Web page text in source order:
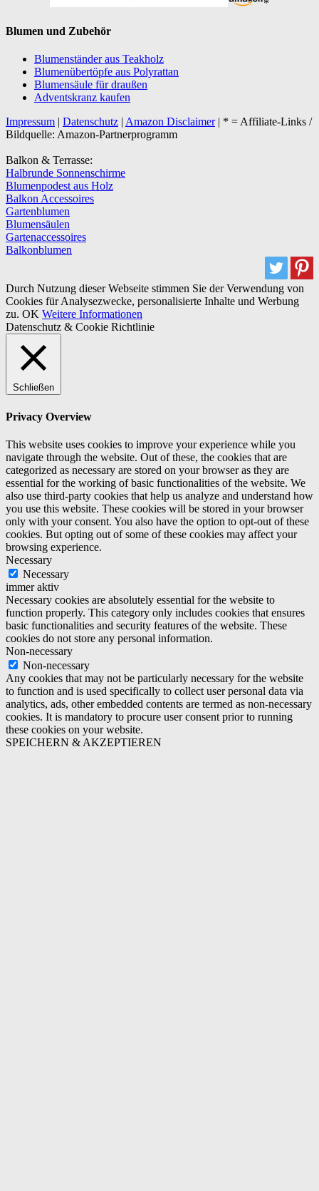
*
Blumen und Zubehör
Blumenständer aus Teakholz
Blumenübertöpfe aus Polyrattan
Blumensäule für draußen
Adventskranz kaufen
Impressum
Datenschutz Amazon Disclaimer| * = Affiliate-Links /
Bildquelle: Amazon-Partnerprogramm
Balkon & Terrasse:
Halbrunde Sonnenschirme
Blumenpodest aus Holz
Balkon Accessoires
Gartenblumen
Blumensäulen
Gartenaccessoires
Balkonblumen
Durch Nutzung dieser Webseite stimmen Sie der Verwendung von
Cookies für Analysezwecke, personalisierte Inhalte und Werbung
zu. OK Weitere Informationen
Datenschutz & Cookie Richtlinie
Schließen
Privacy Overview
This website uses cookies to improve your experience while you
navigate through the website. Out of these, the cookies that are
categorized as necessary are stored on your browser as they are
essential for the working of basic functionalities of the website. We
also use third-party cookies that help us analyze and understand how
you use this website. These cookies will be stored in your browser
only with your consent. You also have the option to opt-out of these
cookies. But opting out of some of these cookies may affect your
browsing experience.
Necessary
Necessary
immer aktiv
Necessary cookies are absolutely essential for the website to
function properly. This category only includes cookies that ensures
basic functionalities and security features of the website. These
cookies do not store any personal information.
Non-necessary
Non-necessary
Any cookies that may not be particularly necessary for the website
to function and is used specifically to collect user personal data via
analytics, ads, other embedded contents are termed as non-necessary
cookies. It is mandatory to procure user consent prior to running
these cookies on your website.
SPEICHERN & AKZEPTIEREN